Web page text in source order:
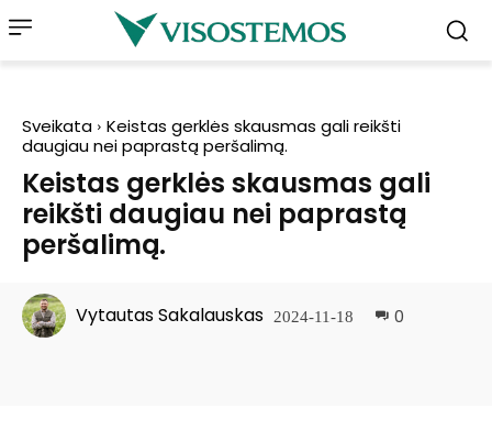
Sveikata
Keistas gerklės skausmas gali reikšti
daugiau nei paprastą peršalimą.
Keistas gerklės skausmas gali
reikšti daugiau nei paprastą
peršalimą.
Vytautas Sakalauskas 2024-11-18 0